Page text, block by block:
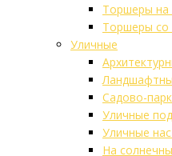
Торшеры на
Торшеры со
Уличные
Садово-
Уличные
Уличные
На